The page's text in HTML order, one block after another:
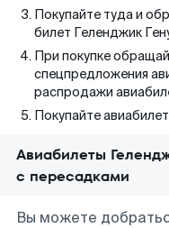
Покупайте туда и
билет Геленджик
При покупке
спецпредложения
распродажи
Покупайте
Авиабилеты
с пересадками
Вы можете